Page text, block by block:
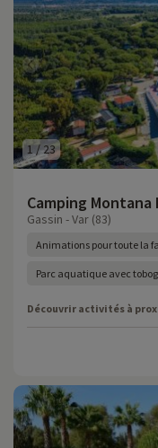
1 /23
Camping Montana
Gassin - Var (83)
Animations pour toute la
Parc aquatique avec
Découvrir activités à